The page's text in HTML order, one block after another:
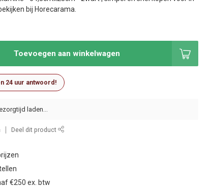
bij Horecarama.
Toevoegen aan winkelwagen
24 uur antwoord!
Deel dit product
€250 ex. btw